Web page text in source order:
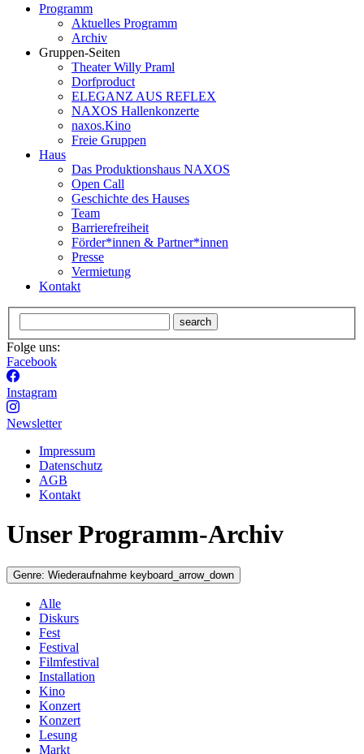
Programm
Aktuelles Programm
Archiv
Gruppen-Seiten
Theater Willy Praml
Dorfproduct
ELEGANZ AUS REFLEX
NAXOS Hallenkonzerte
naxos.Kino
Freie Gruppen
Haus
Das Produktionshaus NAXOS
Open Call
Geschichte des Hauses
Team
Barrierefreiheit
Förder*innen & Partner*innen
Presse
Vermietung
Kontakt
search
Folge uns:
Facebook
Instagram
Newsletter
Impressum
Datenschutz
AGB
Kontakt
Unser Programm-Archiv
Genre: Wiederaufnahme keyboard_arrow_down
Alle
Diskurs
Fest
Festival
Filmfestival
Installation
Kino
Konzert
Konzert
Lesung
Markt